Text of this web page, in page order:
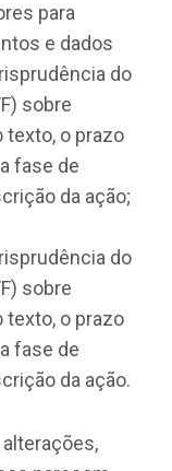
para
e dados
do
sobre
o prazo
fase de
da ação;
do
sobre
o prazo
fase de
da ação.